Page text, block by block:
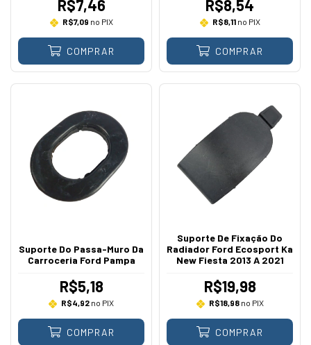
R$7,46
R$7,09 no PIX
COMPRAR
R$8,54
R$8,11no PIX
COMPRAR
Suporte Do Passa-Muro Da
Carroceria Ford Pampa
R$5,18
R$4,92 no PIX
COMPRAR
Suporte De Fixação Do
Radiador Ford Ecosport Ka
New Fiesta 2013 A 2021
R$19,98
R$18,98no PIX
COMPRAR